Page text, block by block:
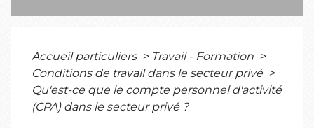
Accueil particuliers > Travail - Formation >
Conditions de travail dans le secteur privé >
Qu'est-ce que le compte personnel d'activité
(CPA) dans le secteur privé ?